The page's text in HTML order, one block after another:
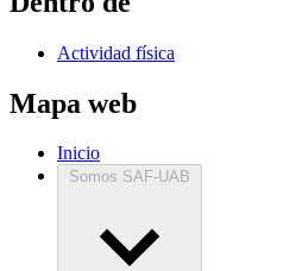
Actividad física
Mapa web
Inicio
Somos SAF-UAB